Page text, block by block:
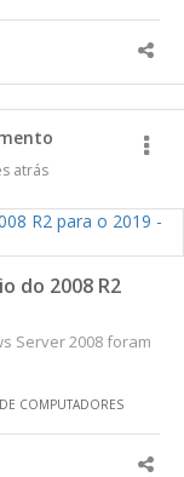
atrás
do 2008 R2
Server 2008 foram
COMPUTADORES